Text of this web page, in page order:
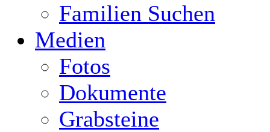
Familien Suchen
Medien
Fotos
Dokumente
Grabsteine